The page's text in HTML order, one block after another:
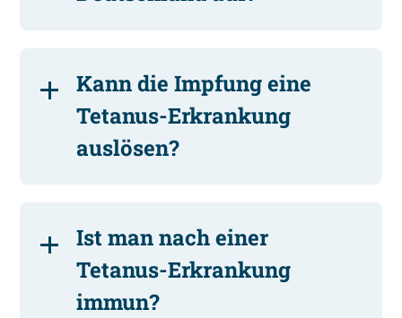
Kann die Impfung eine
Tetanus-Erkrankung
auslösen?
Ist man nach einer
Tetanus-Erkrankung
immun?